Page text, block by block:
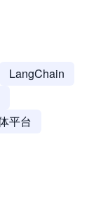
LangChain
平台